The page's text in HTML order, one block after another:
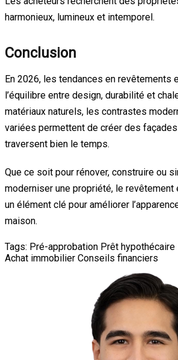
harmonieux, lumineux et intemporel.
Conclusion
En 2026, les tendances en revêtements
l’équilibre entre design, durabilité et
matériaux naturels, les contrastes
variées permettent de créer des
traversent bien le temps.
Que ce soit pour rénover, construire ou
moderniser une propriété, le revêtement
un élément clé pour améliorer
maison.
Tags: Pré-approbation Prêt hypothécaire
Achat immobilier Conseils financiers